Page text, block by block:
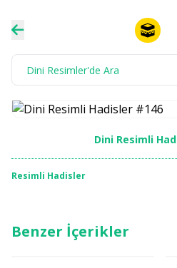
Dini Resimli
Resimli Hadisler
Benzer İçerikler